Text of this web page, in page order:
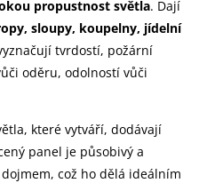
propustnost světla. Dají
sloupy, koupelny, jídelní
tvrdostí, požární
oděru, odolností vůči
které vytváří, dodávají
panel je působivý a
což ho dělá ideálním